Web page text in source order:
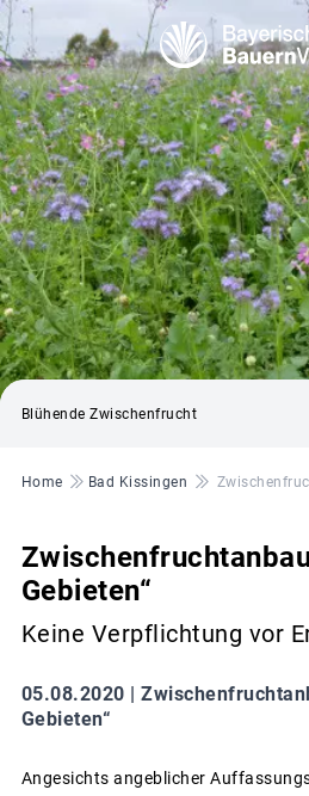
Blühende Zwischenfrucht
Pfadnavigation
Home Bad Kissingen
Gebieten“
Keine Verpflichtung vor
05.08.2020 |
Gebieten“
Angesichts angeblicher